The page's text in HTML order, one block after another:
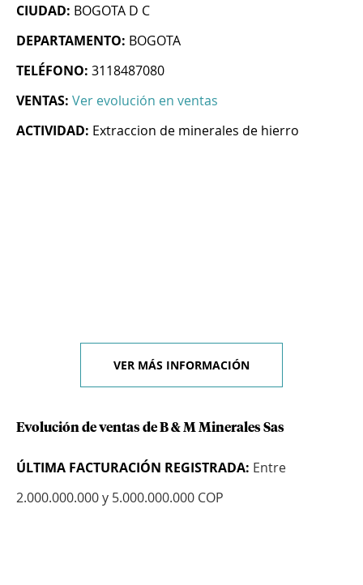
CIUDAD: BOGOTA D C
DEPARTAMENTO: BOGOTA
TELÉFONO: 3118487080
VENTAS: Ver evolución en ventas
ACTIVIDAD: Extraccion de minerales de hierro
VER MÁS INFORMACIÓN
Evolución de ventas de B & M Minerales Sas
ÚLTIMA FACTURACIÓN REGISTRADA: Entre
2.000.000.000 y 5.000.000.000 COP